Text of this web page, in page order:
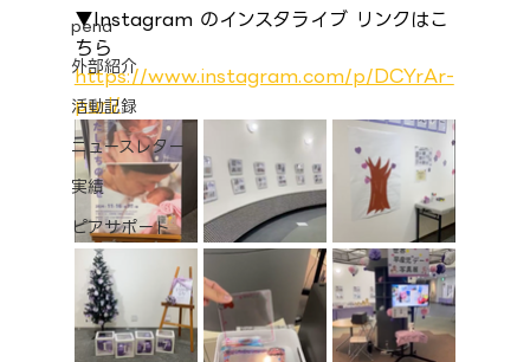
pena
外部紹介
活動記録
ニュースレター
実績
ピアサポート
▼Instagram のインスタライブ リンクはこ
ちら
https://www.instagram.com/p/DCYrAr-
purl/